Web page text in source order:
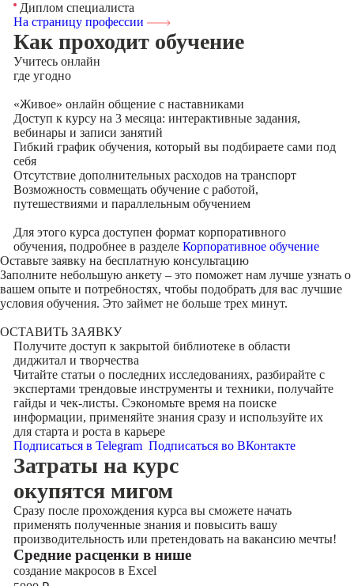
Диплом специалиста
На страницу профессии
Как проходит обучение
Учитесь онлайн
где угодно
«Живое» онлайн общение с наставниками
Доступ к курсу на 3 месяца: интерактивные задания,
вебинары и записи занятий
Гибкий график обучения, который вы подбираете сами под
себя
Отсутствие дополнительных расходов на транспорт
Возможность совмещать обучение с работой,
путешествиями и параллельным обучением
Для этого курса доступен формат корпоративного
обучения, подробнее в разделе Корпоративное обучение
Оставьте заявку на бесплатную консультацию
Заполните небольшую анкету – это поможет нам лучше узнать о
вашем опыте и потребностях, чтобы подобрать для вас лучшие
условия обучения. Это займет не больше трех минут.
ОСТАВИТЬ ЗАЯВКУ
Получите доступ к закрытой библиотекев области
диджитал и творчества
Читайте статьи о последних исследованиях, разбирайте с
экспертами трендовые инструменты и техники, получайте
гайды и чек-листы. Сэкономьте время на поиске
информации, применяйте знания сразу и используйте их
для старта и роста в карьере
Подписаться в Telegram Подписаться во ВКонтакте
Затраты на курс
окупятся мигом
Сразу после прохождения курса вы сможете начать
применять полученные знания и повысить вашу
производительность или претендовать на вакансию мечты!
Cредние расценки в нише
создание макросов в Excel